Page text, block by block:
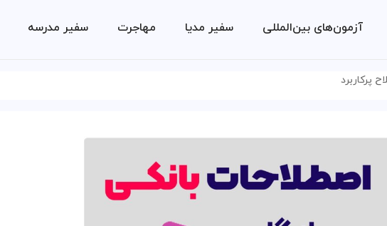
آزمون‌های بین‌المللی سفیر مدیا مهاجرت سفیر مدرسه